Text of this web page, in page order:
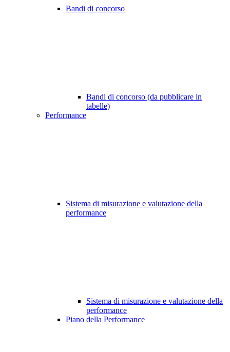
Bandi di concorso
Bandi di concorso (da pubblicare in
tabelle)
Performance
Sistema di misurazione e valutazione della
performance
Sistema di misurazione e valutazione della
performance
Piano della Performance